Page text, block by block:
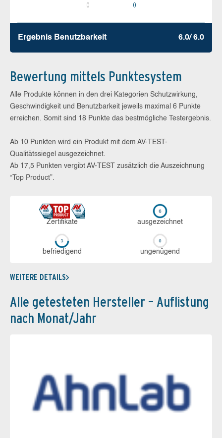
0 0
Ergebnis Benutz­barkeit 6.0/ 6.0
Bewertung mittels Punktesystem
Alle Produkte können in den drei Kategorien Schutzwirkung,
Geschwindigkeit und Benutzbarkeit jeweils maximal 6 Punkte
erreichen. Somit sind 18 Punkte das bestmögliche Testergebnis.
Ab 10 Punkten wird ein Produkt mit dem AV-TEST-
Qualitätssiegel ausgezeichnet.
Ab 17,5 Punkten vergibt AV-TEST zusätzlich die Auszeichnung
“Top Product”.
Zerti­fikate aus­ge­zeich­net
be­frie­di­gend un­ge­nü­gend
WEITERE DETAILS
Alle getesteten Hersteller – Auflistung
nach Monat/Jahr